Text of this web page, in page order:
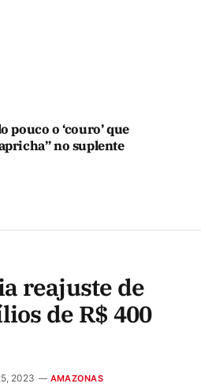
pouco o ‘couro’ que
no suplente
reajuste de
de R$ 400
2023 AMAZONAS